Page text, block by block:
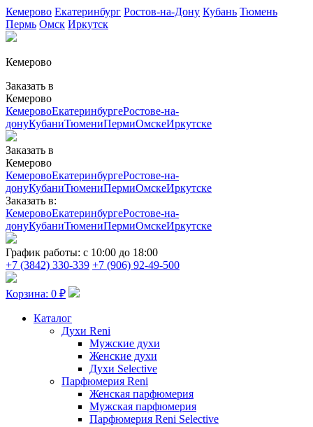
Кемерово Екатеринбург Ростов-на-Дону Кубань Тюмень
Пермь Омск Иркутск
Кемерово
Заказать в
Кемерово
КемеровоЕкатеринбургеРостове-на-
донуКубаниТюмениПермиОмскеИркутске
Заказать в
Кемерово
КемеровоЕкатеринбургеРостове-на-
донуКубаниТюмениПермиОмскеИркутске
Заказать в:
КемеровоЕкатеринбургеРостове-на-
донуКубаниТюмениПермиОмскеИркутске
График работы: с 10:00 до 18:00
+7 (3842) 330-339 +7 (906) 92-49-500
Корзина: 0 ₽
Каталог
Духи Reni
Мужские духи
Женские духи
Духи Selective
Парфюмерия Reni
Женская парфюмерия
Мужская парфюмерия
Парфюмерия Reni Selective